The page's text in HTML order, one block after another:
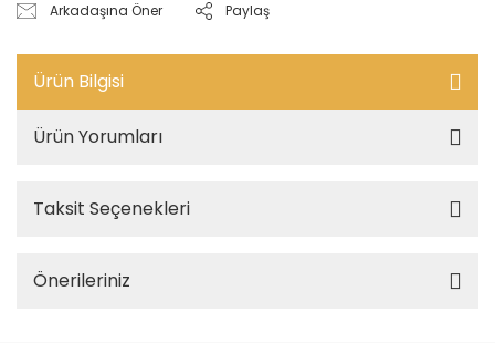
Arkadaşına Öner Paylaş
Ürün Bilgisi
Ürün Yorumları
Taksit Seçenekleri
Önerileriniz